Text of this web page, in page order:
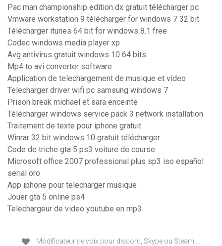
Pac man championship edition dx gratuit télécharger pc
Vmware workstation 9 télécharger for windows 7 32 bit
Télécharger itunes 64 bit for windows 8.1 free
Codec windows media player xp
Avg antivirus gratuit windows 10 64 bits
Mp4 to avi converter software
Application de telechargement de musique et video
Telecharger driver wifi pc samsung windows 7
Prison break michael et sara enceinte
Télécharger windows service pack 3 network installation
Traitement de texte pour iphone gratuit
Winrar 32 bit windows 10 gratuit télécharger
Code de triche gta 5 ps3 voiture de course
Microsoft office 2007 professional plus sp3 iso español
serial oro
App iphone pour telecharger musique
Jouer gta 5 online ps4
Telechargeur de video youtube en mp3
Modificateur de voix pour discord, Skype ou Steam ...